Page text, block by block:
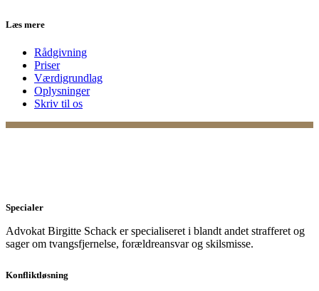
Læs mere
Rådgivning
Priser
Værdigrundlag
Oplysninger
Skriv til os
Specialer
Advokat Birgitte Schack er specialiseret i blandt andet strafferet og
sager om tvangsfjernelse, forældreansvar og skilsmisse.
Konfliktløsning